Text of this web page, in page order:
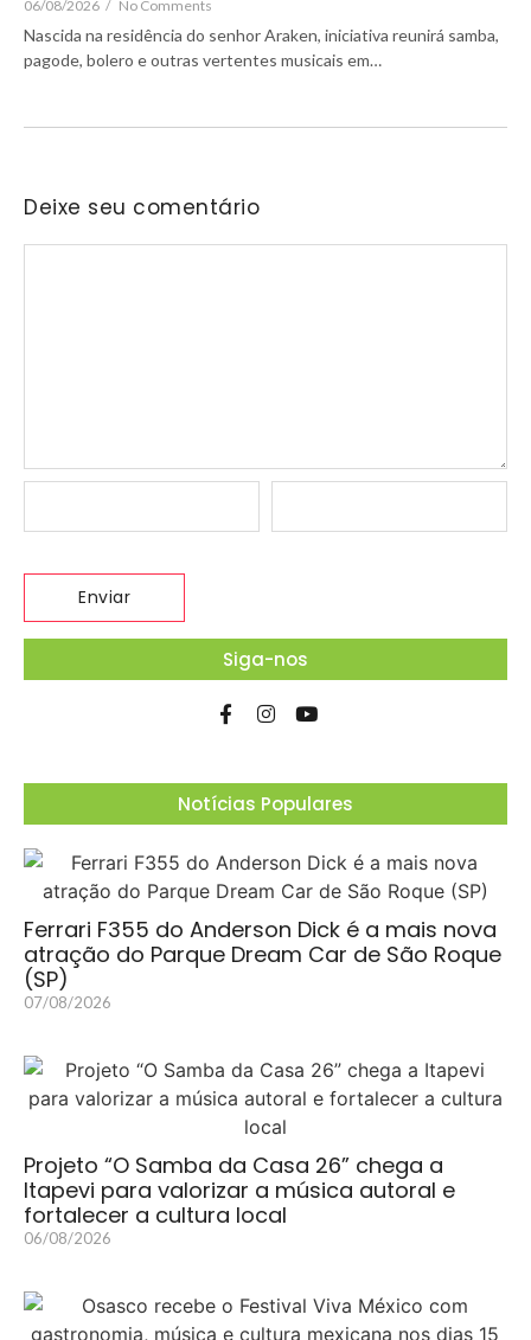
06/08/2026 / No Comments
Nascida na residência do senhor Araken, iniciativa reunirá samba,
pagode, bolero e outras vertentes musicais em…
Deixe seu comentário
Siga-nos
Notícias Populares
Ferrari F355 do Anderson Dick é a mais nova
atração do Parque Dream Car de São Roque
(SP)
07/08/2026
Projeto “O Samba da Casa 26” chega a
Itapevi para valorizar a música autoral e
fortalecer a cultura local
06/08/2026